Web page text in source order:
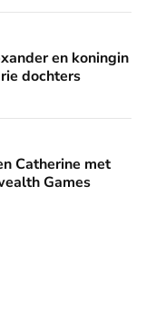
Máxima leren
en koningin
dochters
hele gezin bij
Catherine met
Games